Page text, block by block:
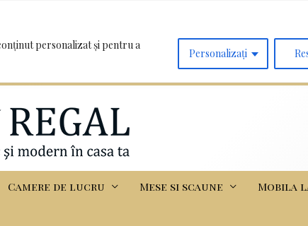
personalizat și pentru a
Personalizați
- Iasi
Camere de lucru Mese si scaune Mobila